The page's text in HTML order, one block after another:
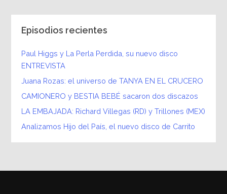
Episodios recientes
Paul Higgs y La Perla Perdida, su nuevo disco
ENTREVISTA
Juana Rozas: el universo de TANYA EN EL CRUCERO
CAMIONERO y BESTIA BEBÉ sacaron dos discazos
LA EMBAJADA: Richard Villegas (RD) y Trillones (MEX)
Analizamos Hijo del País, el nuevo disco de Carrito